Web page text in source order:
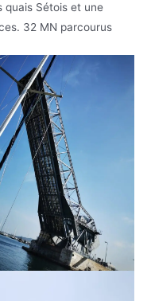
quais Sétois et une
32 MN parcourus